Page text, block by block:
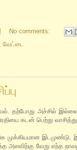
No comments:
வேட்டை
தற்போது அச்சில்
கடன் பெற்று வாசித்து
முக்கியமான
வேறு எந்த